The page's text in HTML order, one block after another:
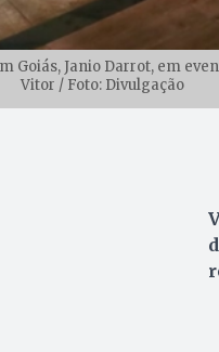
Goiás, Janio Darrot, em
Vitor / Foto: Divulgação